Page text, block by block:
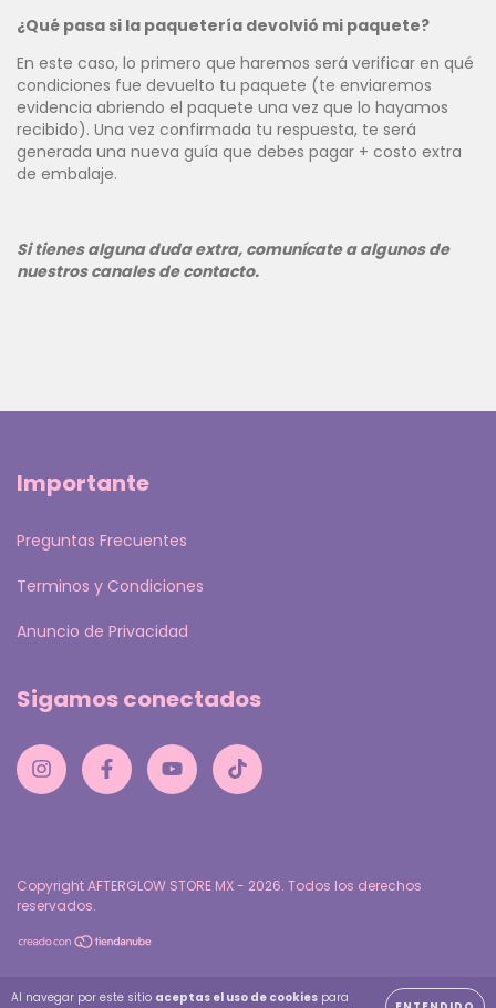
Al navegar por este sitio aceptas el uso de cookies para
¿Qué pasa si la paquetería devolvió mi paquete?
En este caso, lo primero que haremos será verificar en qué
condiciones fue devuelto tu paquete (te enviaremos
evidencia abriendo el paquete una vez que lo hayamos
recibido). Una vez confirmada tu respuesta, te será
generada una nueva guía que debes pagar + costo extra
de embalaje.
Si tienes alguna duda extra, comunícate a algunos de
nuestros canales de contacto.
Importante
Preguntas Frecuentes
Terminos y Condiciones
Anuncio de Privacidad
Sigamos conectados
Copyright AFTERGLOW STORE MX - 2026. Todos los derechos
reservados.